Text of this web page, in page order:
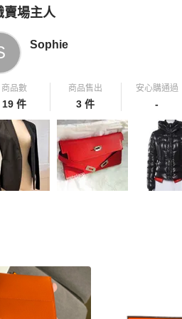
賣場主人
拍拍圈嚴選賣家
Sophie
商品數
19 件
商品售出
3 件
安心購通過
-